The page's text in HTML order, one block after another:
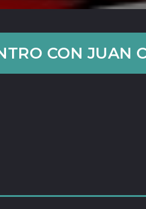
CON JUAN